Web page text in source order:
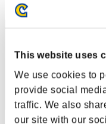
This website uses
We use cookies to
provide social
traffic. We also
our site with our